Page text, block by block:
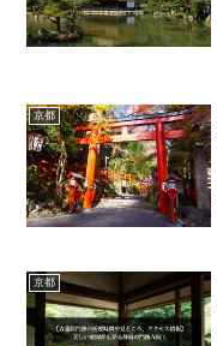
京都
京都